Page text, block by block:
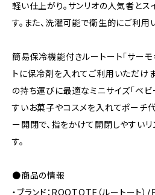
軽い仕上がり。サンリオの人気者と
す。また、洗濯可能で衛生的にご利用
簡易保冷機能付きルートート「サーモ
トに保冷剤を入れてご利用いただけ
の持ち運びに最適なミニサイズ「ベビ
すいお菓子やコスメを入れてポーチ
ー開閉で、指をかけて開閉しやすい
す。
●商品の情報
・ブランド：ROOTOTE（ルートート）/